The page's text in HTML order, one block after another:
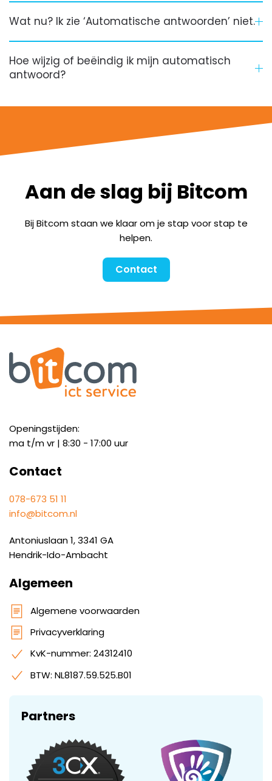
Wat nu? Ik zie ‘Automatische antwoorden’ niet.
Hoe wijzig of beëindig ik mijn automatisch
antwoord?
Aan de slag bij Bitcom
Bij Bitcom staan we klaar om je stap voor stap te
helpen.
Contact
Openingstijden:
ma t/m vr | 8:30 - 17:00 uur
Contact
078-673 51 11
info@bitcom.nl
Antoniuslaan 1, 3341 GA
Hendrik-Ido-Ambacht
Algemeen
Algemene voorwaarden
Privacyverklaring
KvK-nummer: 24312410
BTW: NL8187.59.525.B01
Partners